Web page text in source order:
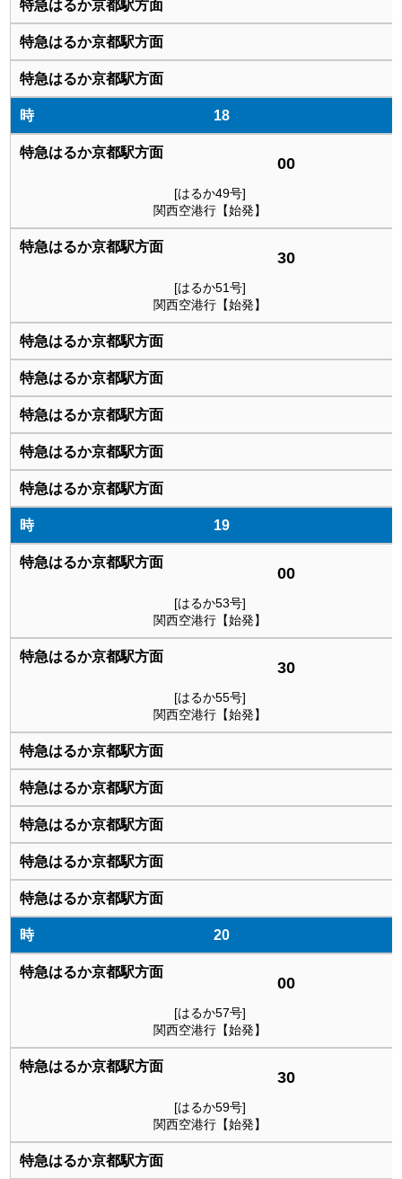
18
00
[はるか49号]
関西空港行【始発】
30
[はるか51号]
関西空港行【始発】
19
00
[はるか53号]
関西空港行【始発】
30
[はるか55号]
関西空港行【始発】
20
00
[はるか57号]
関西空港行【始発】
30
[はるか59号]
関西空港行【始発】